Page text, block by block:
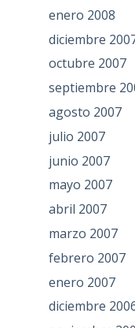
enero 2008
diciembre
octubre 2007
septiembre
agosto 2007
julio 2007
junio 2007
mayo 2007
abril 2007
marzo 2007
febrero 2007
enero 2007
diciembre